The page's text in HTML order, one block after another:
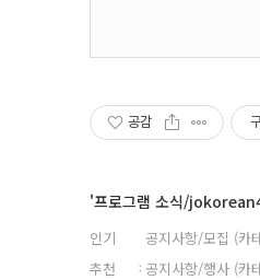
공감
'프로그램 소식/
인기
공지사항/모집 (카
추천
공지사항/행사 (카